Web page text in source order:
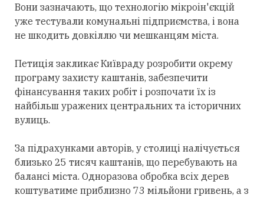
Вони зазначають, що технологію мікроін'єкцій
уже тестували комунальні підприємства, і вона
не шкодить довкіллю чи мешканцям міста.
Петиція закликає Київраду розробити окрему
програму захисту каштанів, забезпечити
фінансування таких робіт і розпочати їх із
найбільш уражених центральних та історичних
вулиць.
За підрахунками авторів, у столиці налічується
близько 25 тисяч каштанів, що перебувають на
балансі міста. Одноразова обробка всіх дерев
коштуватиме приблизно 73 мільйони гривень, а з